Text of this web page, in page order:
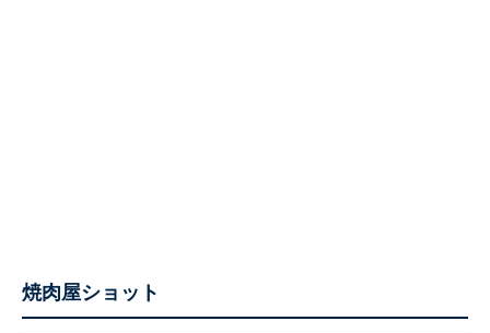
焼肉屋ショット